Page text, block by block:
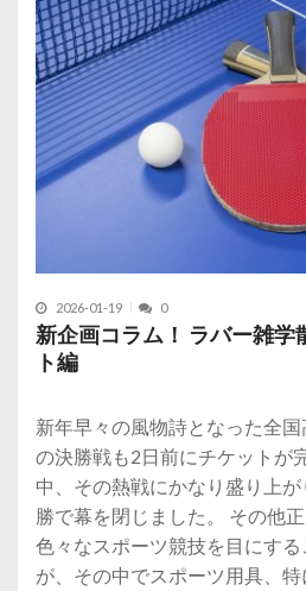
2026-01-19 0
新企画コラム！ ラバー雑
ト編
新年早々の風物詩となった全
の決勝戦も2日前にチケットが
中、その熱戦にかなり盛り上
勝で幕を閉じました。 その他
色々なスポーツ競技を目にす
が、その中でスポーツ用具、